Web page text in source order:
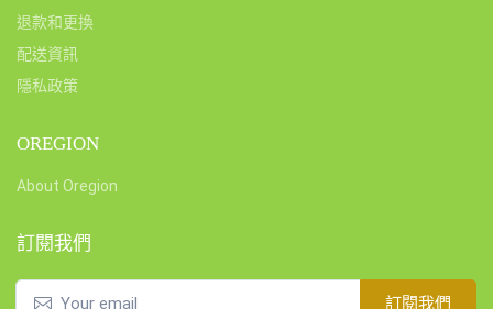
退款和更換
配送資訊
隱私政策
OREGION
About Oregion
訂閱我們
訂閱我們